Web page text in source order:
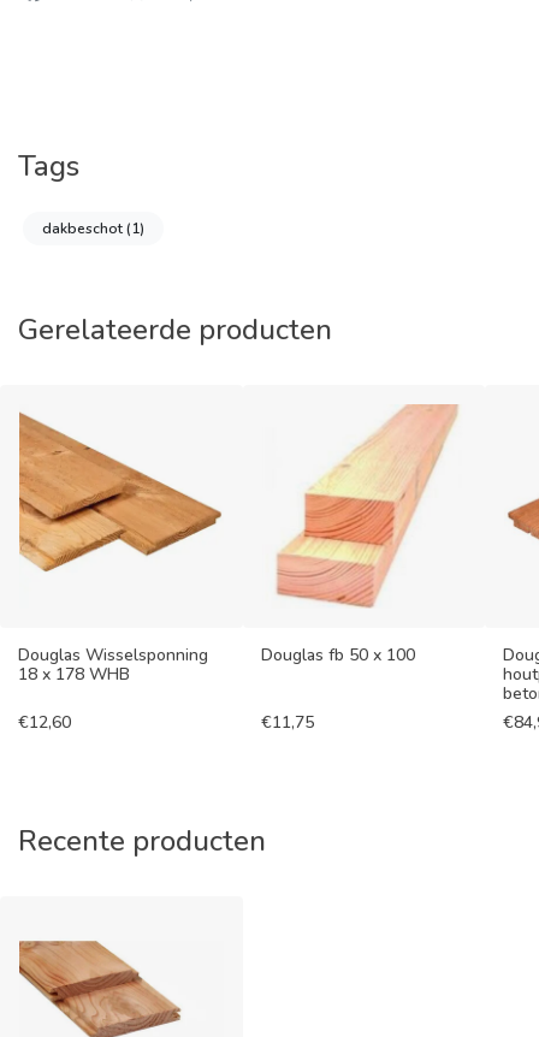
Tags
dakbeschot(1)
Gerelateerde producten
Douglas Wisselsponning
18 x 178 WHB
€12,60
Douglas fb 50 x 100
€11,75
€
Recente producten